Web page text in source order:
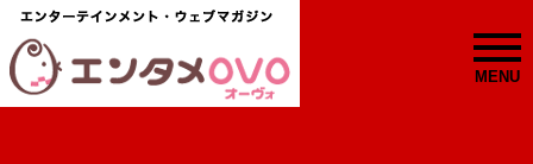
MENU